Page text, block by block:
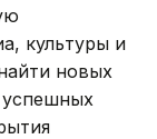
культуры и
новых